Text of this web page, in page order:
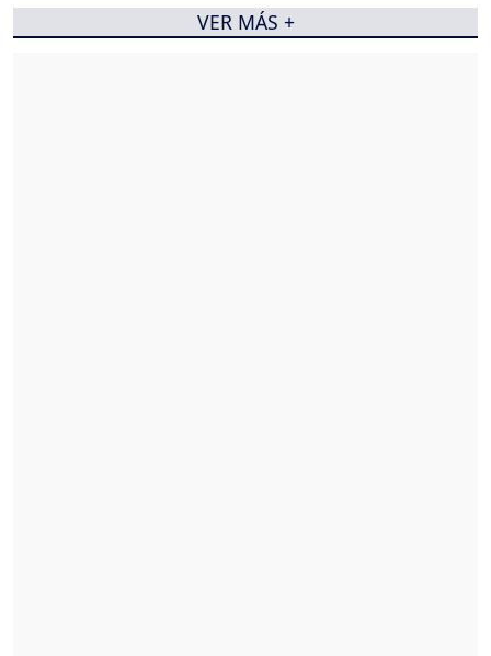
VER MÁS +